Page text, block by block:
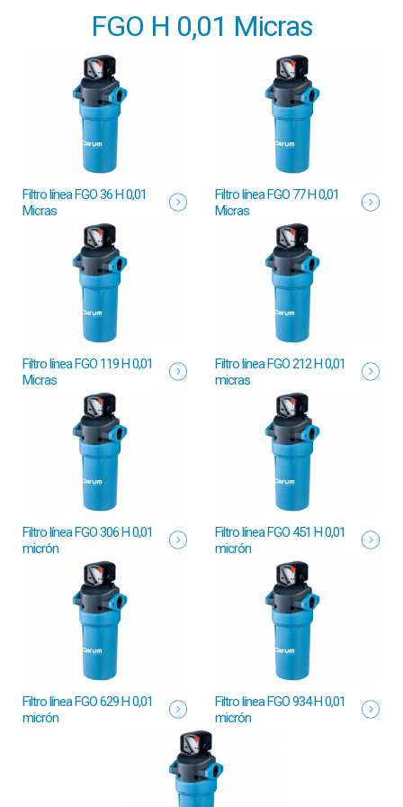
FGO H 0,01 Micras
Filtro línea FGO 36 H 0,01
Micras
Filtro línea FGO 77 H 0,01
Micras
Filtro línea FGO 119 H 0,01
Micras
Filtro línea FGO 212 H 0,01
micras
Filtro línea FGO 306 H 0,01
micrón
Filtro línea FGO 451 H 0,01
micrón
Filtro línea FGO 629 H 0,01
micrón
Filtro línea FGO 934 H 0,01
micrón